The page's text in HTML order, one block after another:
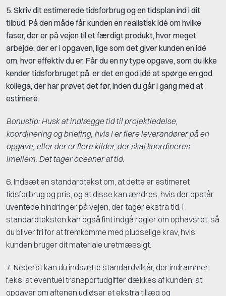
5. Skriv dit estimerede tidsforbrug og en tidsplan ind i dit
tilbud. På den måde får kunden en realistisk idé om hvilke
faser, der er på vejen til et færdigt produkt, hvor meget
arbejde, der er i opgaven, lige som det giver kunden en idé
om, hvor effektiv du er. Får du en ny type opgave, som du ikke
kender tidsforbruget på, er det en god idé at spørge en god
kollega, der har prøvet det før, inden du går i gang med at
estimere.
Bonustip: Husk at indlægge tid til projektledelse,
koordinering og briefing, hvis I er flere leverandører på en
opgave, eller der er flere kilder, der skal koordineres
imellem. Det tager oceaner af tid.
6. Indsæt en standardtekst om, at dette er estimeret
tidsforbrug og pris, og at disse kan ændres, hvis der opstår
uventede hindringer på vejen, der tager ekstra tid. I
standardteksten kan også fint indgå regler om ophavsret, så
du bliver fri for at fremkomme med pludselige krav, hvis
kunden bruger dit materiale uretmæssigt.
7. Nederst kan du indsætte standardvilkår, der indrammer
f.eks. at eventuel transportudgifter dækkes af kunden, at
opgaver om aftenen udløser et ekstra tillæg og